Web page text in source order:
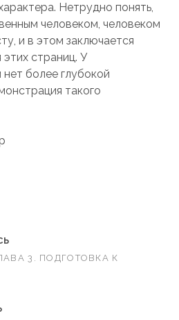
Нетрудно понять,
человеком, человеком
и в этом заключается
этих страниц. У
более глубокой
такого
3. ПОДГОТОВКА К